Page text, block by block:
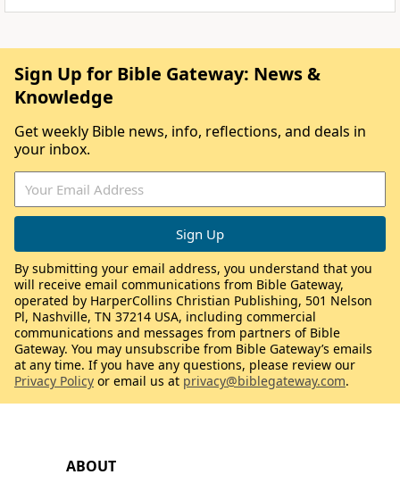
ABOUT
Sign Up for Bible Gateway: News &
Knowledge
Get weekly Bible news, info, reflections, and deals in
your inbox.
By submitting your email address, you understand that you
will receive email communications from Bible Gateway,
operated by HarperCollins Christian Publishing, 501 Nelson
Pl, Nashville, TN 37214 USA, including commercial
communications and messages from partners of Bible
Gateway. You may unsubscribe from Bible Gateway’s emails
at any time. If you have any questions, please review our
Privacy Policy or email us at privacy@biblegateway.com.